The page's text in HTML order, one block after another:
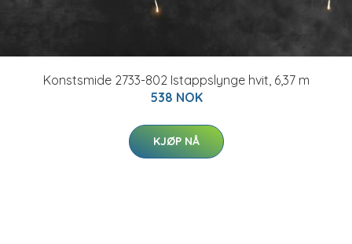
Konstsmide 2733-802 Istappslynge hvit, 6,37 m
538 NOK
KJØP NÅ